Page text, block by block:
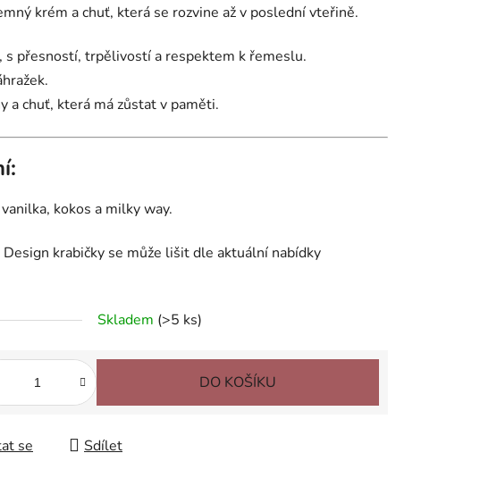
krém a chuť, která se rozvine až v poslední vteřině.
s přesností, trpělivostí a respektem k řemeslu.
a chuť, která má zůstat v paměti.
kokos a milky way.
krabičky se může lišit dle aktuální nabídky
Skladem (>5 ks)
DO KOŠÍKU
se Sdílet